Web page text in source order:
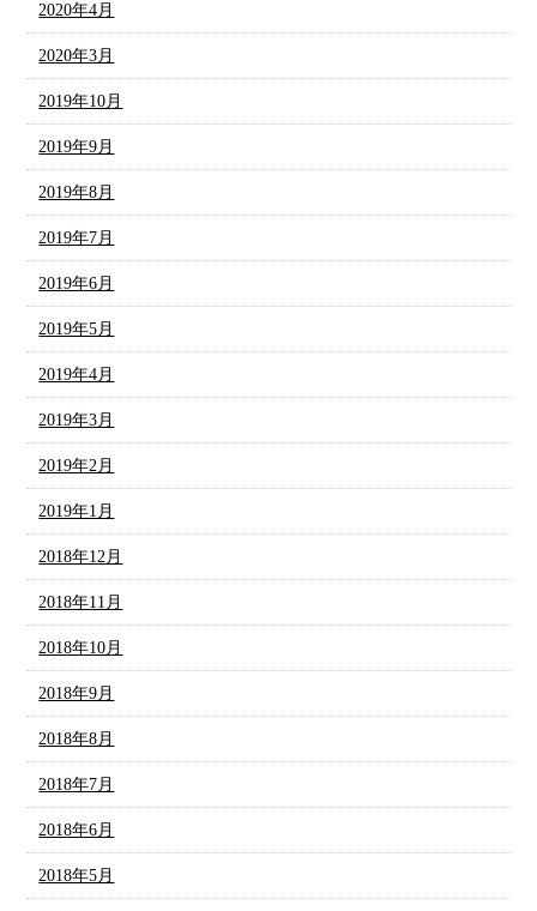
2020年4月
2020年3月
2019年10月
2019年9月
2019年8月
2019年7月
2019年6月
2019年5月
2019年4月
2019年3月
2019年2月
2019年1月
2018年12月
2018年11月
2018年10月
2018年9月
2018年8月
2018年7月
2018年6月
2018年5月